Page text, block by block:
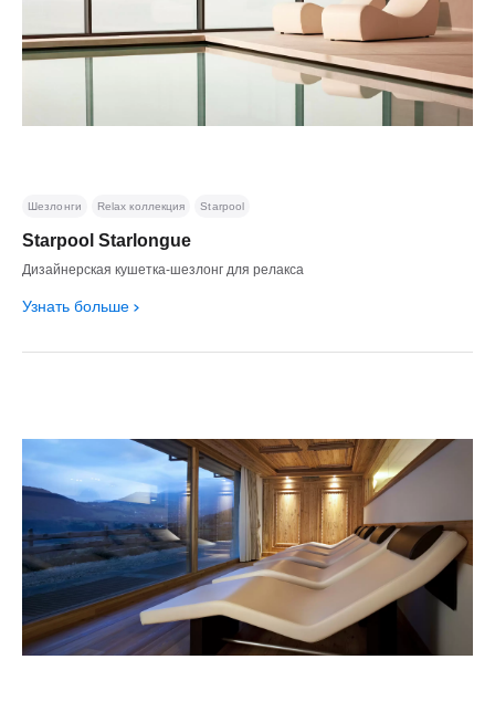
Starpool Starlongue
Дизайнерская кушетка-шезлонг для релакса
Узнать больше
Шезлонги Relax коллекция Starpool